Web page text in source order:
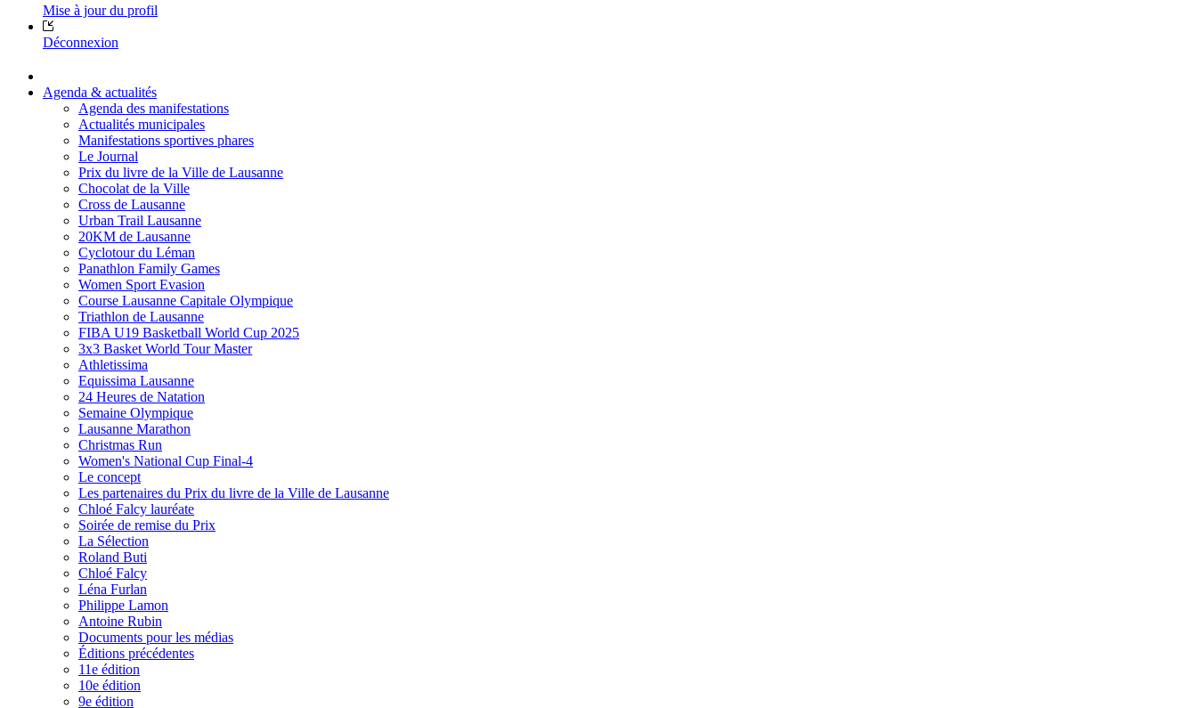
Mise à jour du profil
Déconnexion
Agenda & actualités
Agenda des manifestations
Actualités municipales
Manifestations sportives phares
Le Journal
Prix du livre de la Ville de Lausanne
Chocolat de la Ville
Cross de Lausanne
Urban Trail Lausanne
20KM de Lausanne
Cyclotour du Léman
Panathlon Family Games
Women Sport Evasion
Course Lausanne Capitale Olympique
Triathlon de Lausanne
FIBA U19 Basketball World Cup 2025
3x3 Basket World Tour Master
Athletissima
Equissima Lausanne
24 Heures de Natation
Semaine Olympique
Lausanne Marathon
Christmas Run
Women's National Cup Final-4
Le concept
Les partenaires du Prix du livre de la Ville de Lausanne
Chloé Falcy lauréate
Soirée de remise du Prix
La Sélection
Roland Buti
Chloé Falcy
Léna Furlan
Philippe Lamon
Antoine Rubin
Documents pour les médias
Éditions précédentes
11e édition
10e édition
9e édition